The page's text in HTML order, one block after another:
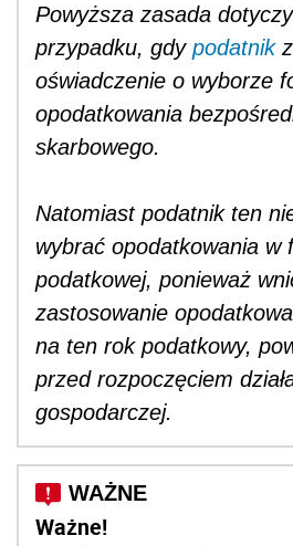
Powyższa zasada
przypadku, gdy podatnik
oświadczenie o wyborze
opodatkowania
skarbowego.
Natomiast podatnik ten
wybrać opodatkowania w
podatkowej, ponieważ
zastosowanie
na ten rok podatkowy,
przed rozpoczęciem
gospodarczej.
Ważne!